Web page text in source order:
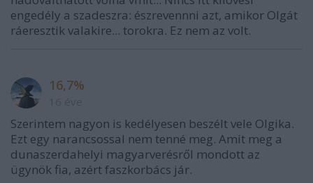
engedély a szadeszra: észrevennni azt, amikor Olgát
ráeresztik valakire... torokra. Ez nem az volt.
16,7%
Szerintem nagyon is kedélyesen beszélt vele Olgika.
Ezt egy narancsossal nem tenné meg. Amit meg a
dunaszerdahelyi magyarverésről mondott az
ügynök fia, azért faszkorbács jár.